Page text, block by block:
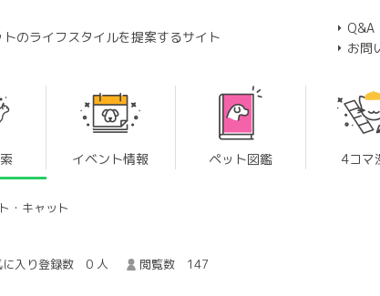
のライフスタイルを提案するサイト
Q&A
お問
イベント情報 ペット図鑑 4コマ
・キャット
に入り登録数 0 人 閲覧数 147